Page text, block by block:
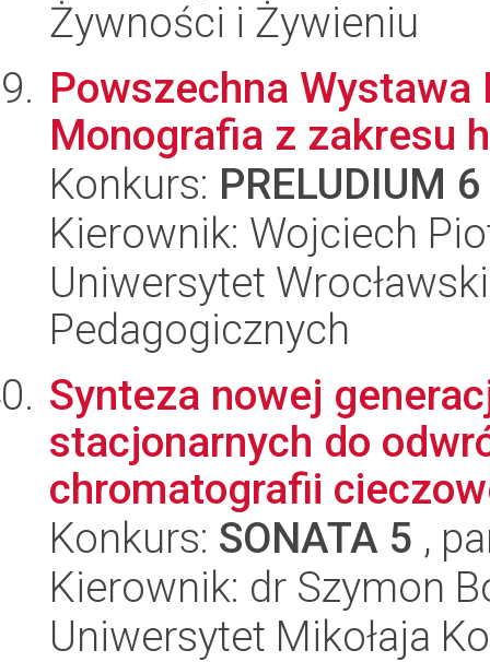
Żywności i Żywieniu
Powszechna
Monografia z zakresu
Konkurs: PRELUDIUM 6
Kierownik: Wojciech
Uniwersytet
Pedagogicznych
Synteza nowej
stacjonarnych do
chromatografii
Konkurs: SONATA 5 ,
Kierownik: dr Szymon
Uniwersytet Mikołaja